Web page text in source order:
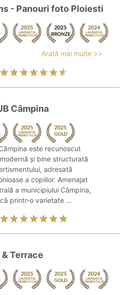
- Panouri foto Ploiesti
Arată mai multe >>
Câmpina
este recunoscut
și bine structurată
adresată
a copiilor. Amenajat
a municipiului Câmpina,
printr-o varietate ...
Terrace